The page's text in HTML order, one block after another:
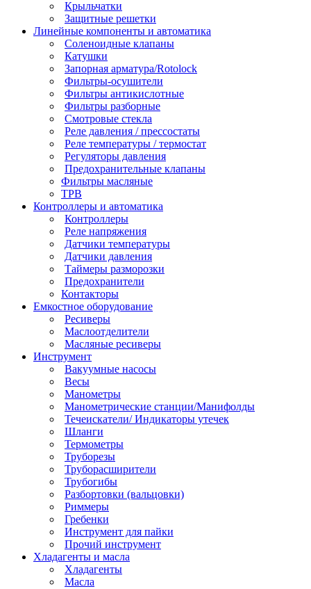
Крыльчатки
Защитные решетки
Линейные компоненты и автоматика
Соленоидные клапаны
Катушки
Запорная арматура/Rotolock
Фильтры-осушители
Фильтры антикислотные
Фильтры разборные
Смотровые стекла
Реле давления / прессостаты
Реле температуры / термостат
Регуляторы давления
Предохранительные клапаны
Фильтры масляные
ТРВ
Контроллеры и автоматика
Контроллеры
Реле напряжения
Датчики температуры
Датчики давления
Таймеры разморозки
Предохранители
Контакторы
Емкостное оборудование
Ресиверы
Маслоотделители
Масляные ресиверы
Инструмент
Вакуумные насосы
Весы
Манометры
Манометрические станции/Манифолды
Течеискатели/ Индикаторы утечек
Шланги
Термометры
Труборезы
Труборасширители
Трубогибы
Разбортовки (вальцовки)
Риммеры
Гребенки
Инструмент для пайки
Прочий инструмент
Хладагенты и масла
Хладагенты
Масла